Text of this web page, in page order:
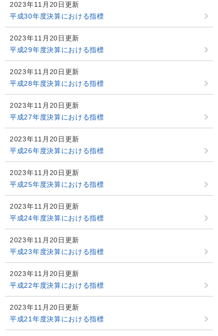
2023年11月20日更新
平成30年度決算における指標
2023年11月20日更新
平成29年度決算における指標
2023年11月20日更新
平成28年度決算における指標
2023年11月20日更新
平成27年度決算における指標
2023年11月20日更新
平成26年度決算における指標
2023年11月20日更新
平成25年度決算における指標
2023年11月20日更新
平成24年度決算における指標
2023年11月20日更新
平成23年度決算における指標
2023年11月20日更新
平成22年度決算における指標
2023年11月20日更新
平成21年度決算における指標